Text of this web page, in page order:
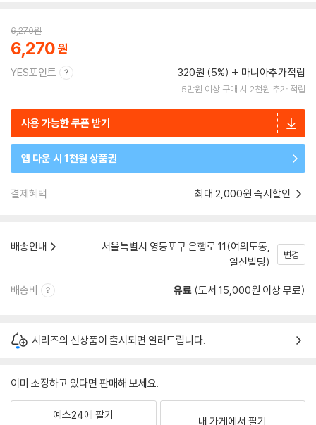
6,270원
6,270
YES포인트 320원 (5%) 마니아추가적립
5만원 이상 구매 시 2천원 추가 적립
사용 가능한 쿠폰 받기
앱 다운 시 1천원 상품권
결제혜택 최대 2,000원 즉시할인
배송안내
서울특별시 영등포구 은행로 11(여의도동,
일신빌딩)
변경
배송비 유료 (도서 15,000원 이상 무료)
시리즈의 신상품이 출시되면 알려드립니다.
이미 소장하고 있다면 판매해 보세요.
예스24에 팔기 내 가게에서 팔기